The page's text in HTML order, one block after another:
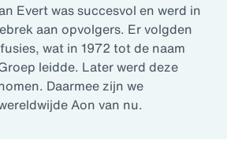
Evert was succesvol en werd in
aan opvolgers. Er volgden
wat in 1972 tot de naam
leidde. Later werd deze
Daarmee zijn we
Aon van nu.